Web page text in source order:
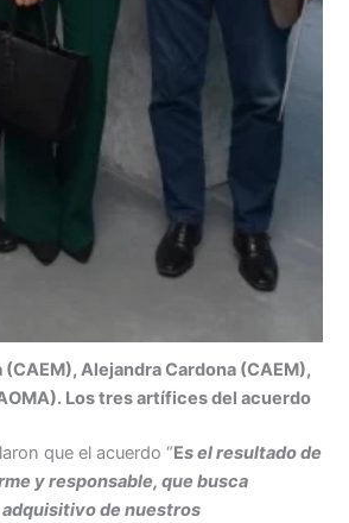
Alejandra Cardona (CAEM),
Los tres artífices del acuerdo
que el acuerdo “Es el resultado de
y responsable, que busca
de nuestros